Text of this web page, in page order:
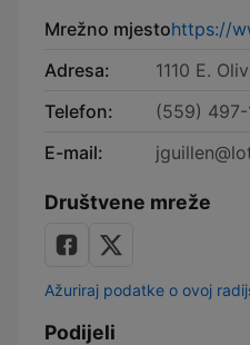
Mrežno mjestohttps://
Adresa:
1110 E.
Telefon:
(559) 497-
E-mail:
Društvene mreže
Ažuriraj podatke o ovoj
Podijeli